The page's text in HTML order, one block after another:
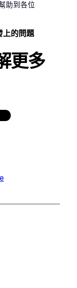
助到各位
上的問題
更多